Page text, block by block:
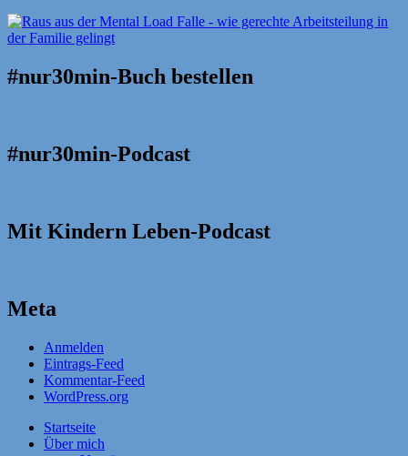
#nur30min-Buch bestellen
#nur30min-Podcast
Mit Kindern Leben-Podcast
Meta
Anmelden
Eintrags-Feed
Kommentar-Feed
WordPress.org
Startseite
Über mich